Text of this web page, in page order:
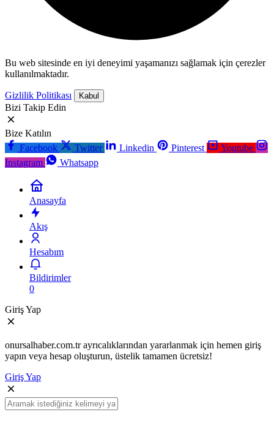
Bu web sitesinde en iyi deneyimi yaşamanızı sağlamak için çerezler
kullanılmaktadır.
Gizlilik Politikası Kabul
Bizi Takip Edin
Bize Katılın
Facebook
Twitter Linkedin Pinterest
Youtube
Instagram
Whatsapp
Anasayfa
Akış
Hesabım
Bildirimler
0
Giriş Yap
onursalhaber.com.tr ayrıcalıklarından yararlanmak için hemen giriş
yapın veya hesap oluşturun, üstelik tamamen ücretsiz!
Giriş Yap